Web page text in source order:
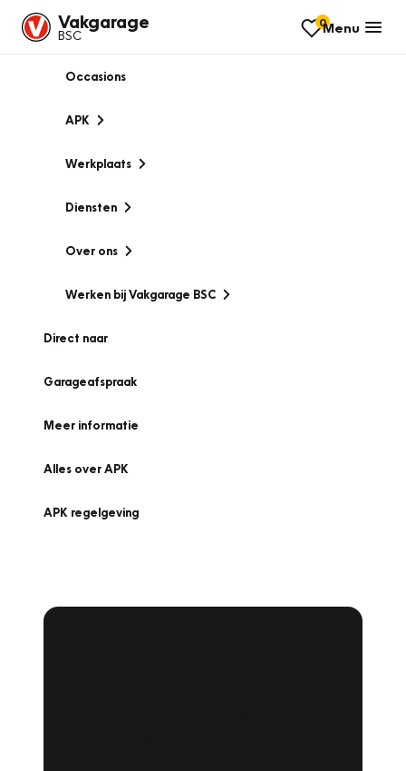
Vakgarage
BSC
0Menu
Occasions
APK
Werkplaats
Diensten
Over ons
Werken bij Vakgarage BSC
Direct naar
Garageafspraak
Meer informatie
Alles over APK
APK regelgeving